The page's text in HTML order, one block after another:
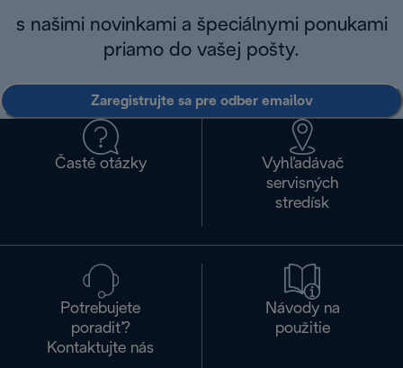
s našimi novinkami a špeciálnymi ponukami
priamo do vašej pošty.
Zaregistrujte sa pre odber emailov
Časté otázky
Vyhľadávač
servisných
stredísk
Potrebujete
poradiť?
Kontaktujte nás
Návody na
použitie